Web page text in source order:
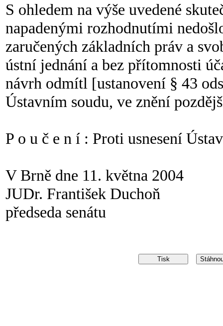
S ohledem na výše uvedené
napadenými rozhodnutími
zaručených základních práv a
ústní jednání a bez přítomnosti
návrh odmítl [ustanovení § 43
Ústavním soudu, ve znění
P o u č e n í : Proti usnesení
V Brně dne 11. května 2004
JUDr. František Duchoň
předseda senátu